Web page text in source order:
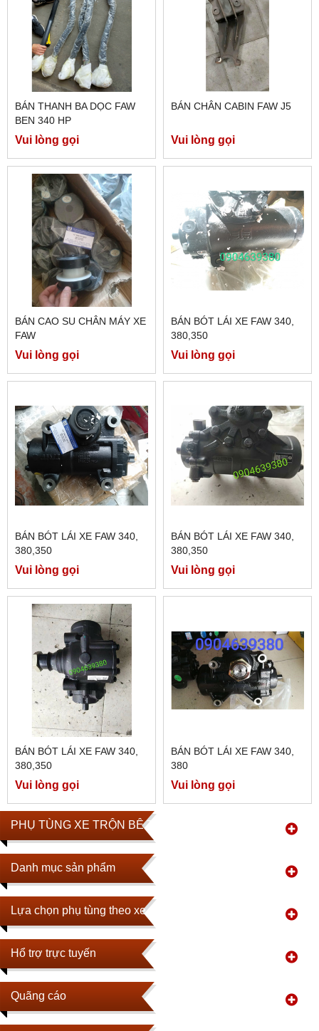
PHỤ TÙNG XE TRỘN BÊ TÔNG
Danh mục sản phẩm
Lựa chọn phụ tùng theo xe
Hổ trợ trực tuyến
Quãng cáo
BÁN THANH BA DỌC FAW
BEN 340 HP
Vui lòng gọi
BÁN CHÂN CABIN FAW J5
Vui lòng gọi
BÁN CAO SU CHÂN MÁY XE
FAW
Vui lòng gọi
BÁN BÓT LÁI XE FAW 340,
380,350
Vui lòng gọi
BÁN BÓT LÁI XE FAW 340,
380,350
Vui lòng gọi
BÁN BÓT LÁI XE FAW 340,
380,350
Vui lòng gọi
BÁN BÓT LÁI XE FAW 340,
380,350
Vui lòng gọi
BÁN BÓT LÁI XE FAW 340,
380
Vui lòng gọi